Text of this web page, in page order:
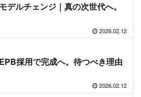
デルチェンジ｜真の次世代へ。
2026.02.12
採用で完成へ。待つべき理由
2026.02.12